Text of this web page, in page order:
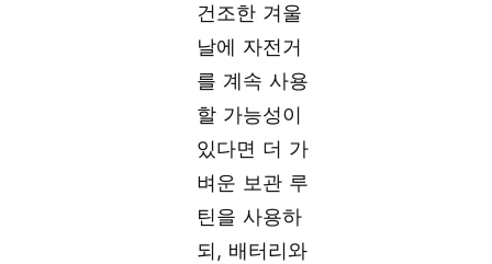
건조한 겨울
날에 자전거
를 계속 사용
할 가능성이
있다면 더 가
벼운 보관 루
틴을 사용하
되, 배터리와